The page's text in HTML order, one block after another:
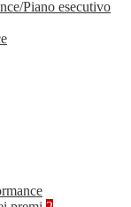
Piano esecutivo